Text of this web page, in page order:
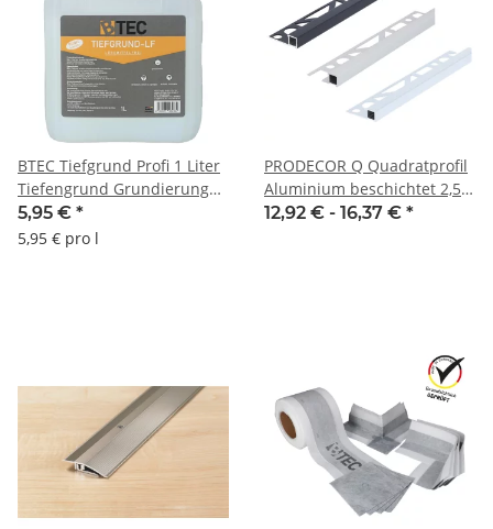
BTEC Tiefgrund Profi 1 Liter
Tiefengrund Grundierung
Haftbrücke für saugenden
mineralische Untergründe
5,95 € *
5,95 € pro l
PRODECOR Q Quadratprofil
Aluminium beschichtet 2,50
m
12,92 € - 16,37 € *